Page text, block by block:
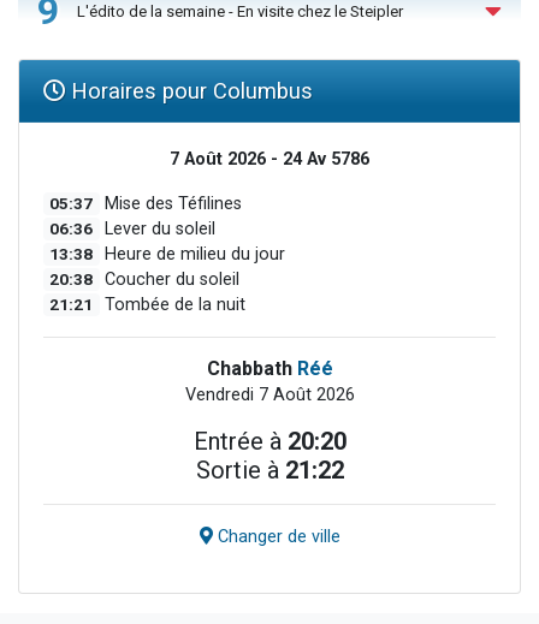
9 L'édito de la semaine - En visite chez le Steipler
Horaires pour Columbus
7 Août 2026 - 24 Av 5786
05:37 Mise des Téfilines
06:36 Lever du soleil
13:38 Heure de milieu du jour
20:38 Coucher du soleil
21:21 Tombée de la nuit
Chabbath Réé
Vendredi 7 Août 2026
Entrée à 20:20
Sortie à 21:22
Changer de ville